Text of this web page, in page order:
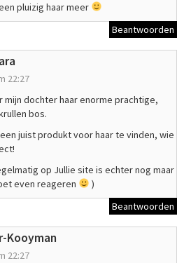
pluizig haar meer
Beantwoorden
22:27
mijn dochter haar enorme prachtige,
bos.
juist produkt voor haar te vinden, wie
op Jullie site is echter nog maar
even reageren
)
Beantwoorden
Kooyman
22:27